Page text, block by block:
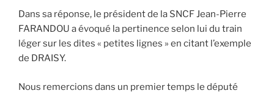
Dans sa réponse, le président de la SNCF Jean-Pierre
FARANDOU a évoqué la pertinence selon lui du train
léger sur les dites « petites lignes » en citant l’exemple
de DRAISY.
Nous remercions dans un premier temps le député